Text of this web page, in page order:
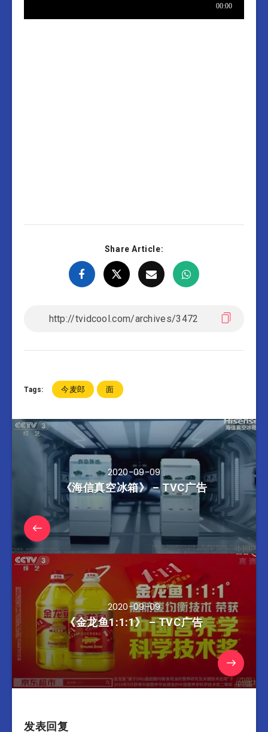
Share Article:
Tags: 今麦郎 面
2020-09-09
《海信真空冰箱》 – TVC广告
2020-09-09
《金龙鱼1:1:1》 – TVC广告
发表回复